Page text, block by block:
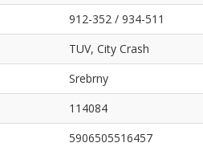
912-352 / 934-511
TUV, City Crash
Srebrny
114084
5906505516457